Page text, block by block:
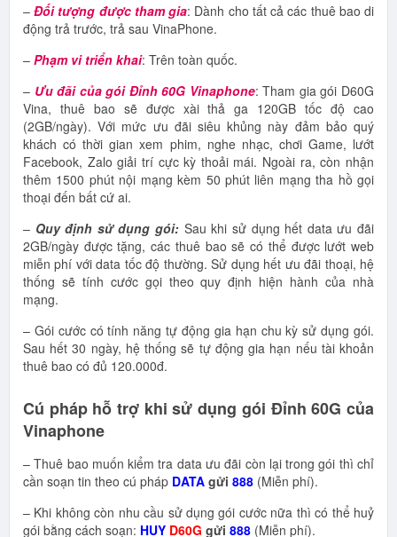
–Đối tượng được tham gia: Dành cho tất cả các thuê bao di
động trả trước, trả sau VinaPhone.
– Phạm vi triển khai: Trên toàn quốc.
– Ưu đãi của gói Đỉnh 60G Vinaphone: Tham gia gói D60G
Vina, thuê bao sẽ được xài thả ga 120GB tốc độ cao
(2GB/ngày). Với mức ưu đãi siêu khủng này đảm bảo quý
khách có thời gian xem phim, nghe nhạc, chơi Game, lướt
Facebook, Zalo giải trí cực kỳ thoải mái. Ngoài ra, còn nhận
thêm 1500 phút nội mạng kèm 50 phút liên mạng tha hồ gọi
thoại đến bất cứ ai.
– Quy định sử dụng gói: Sau khi sử dụng hết data ưu đãi
2GB/ngày được tặng, các thuê bao sẽ có thể được lướt web
miễn phí với data tốc độ thường. Sử dụng hết ưu đãi thoại, hệ
thống sẽ tính cước gọi theo quy định hiện hành của nhà
mạng.
– Gói cước có tính năng tự động gia hạn chu kỳ sử dụng gói.
Sau hết 30 ngày, hệ thống sẽ tự động gia hạn nếu tài khoản
thuê bao có đủ 120.000đ.
Cú pháp hỗ trợ khi sử dụng gói Đỉnh 60G của
Vinaphone
– Thuê bao muốn kiểm tra data ưu đãi còn lại trong gói thì chỉ
cần soạn tin theo cú pháp DATA gửi 888 (Miễn phí).
– Khi không còn nhu cầu sử dụng gói cước nữa thì có thể huỷ
gói bằng cách soạn: HUY D60G gửi 888 (Miễn phí).